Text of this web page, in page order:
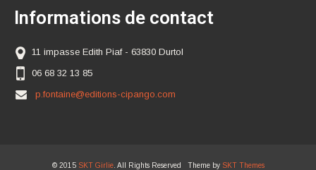
Informations de contact
11 impasse Edith Piaf - 63830 Durtol
06 68 32 13 85
p.fontaine@editions-cipango.com
© 2015 SKT Girlie. All Rights Reserved Theme by SKT Themes